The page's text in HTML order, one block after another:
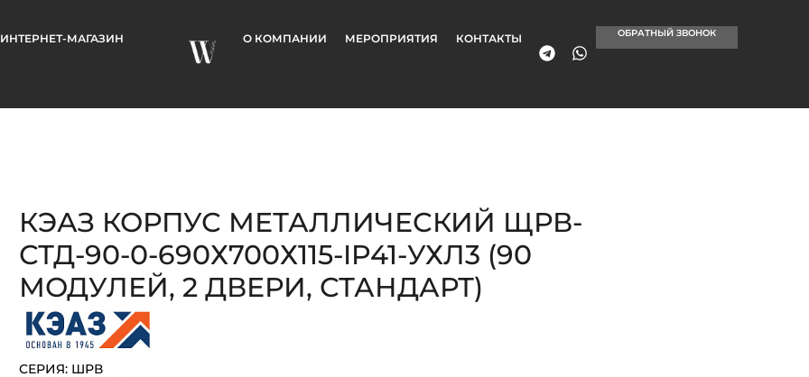
ИНТЕРНЕТ-МАГАЗИН О КОМПАНИИ МЕРОПРИЯТИЯ КОНТАКТЫ ОБРАТНЫЙ ЗВОНОК
КЭАЗ КОРПУС МЕТАЛЛИЧЕСКИЙ ЩРВ-
СТД-90-0-690Х700Х115-IP41-УХЛ3 (90
МОДУЛЕЙ, 2 ДВЕРИ, СТАНДАРТ)
СЕРИЯ: ШРВ